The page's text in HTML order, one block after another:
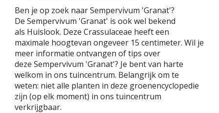
Ben je op zoek naar Sempervivum 'Granat'?
De Sempervivum 'Granat' is ook wel bekend
als Huislook. Deze Crassulaceae heeft een
maximale hoogtevan ongeveer 15 centimeter. Wil je
meer informatie ontvangen of tips over
deze Sempervivum 'Granat'? Je bent van harte
welkom in ons tuincentrum. Belangrijk om te
weten: niet alle planten in deze groenencyclopedie
zijn (op elk moment) in ons tuincentrum
verkrijgbaar.